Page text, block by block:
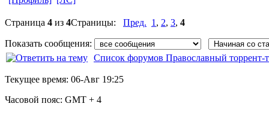
Страница 4 из 4Страницы: Пред. 1 , 2, 3, 4
Показать сообщения:
Список форумов Православный торрент-
Текущее время: 06-Авг 19:25
Часовой пояс: GMT + 4